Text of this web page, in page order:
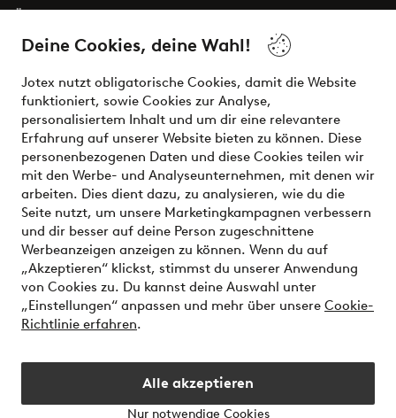
Deine Cookies, deine Wahl!
Jotex nutzt obligatorische Cookies, damit die Website
funktioniert, sowie Cookies zur Analyse,
personalisiertem Inhalt und um dir eine relevantere
Erfahrung auf unserer Website bieten zu können. Diese
personenbezogenen Daten und diese Cookies teilen wir
mit den Werbe- und Analyseunternehmen, mit denen wir
arbeiten. Dies dient dazu, zu analysieren, wie du die
Seite nutzt, um unsere Marketingkampagnen verbessern
und dir besser auf deine Person zugeschnittene
Werbeanzeigen anzeigen zu können. Wenn du auf
„Akzeptieren“ klickst, stimmst du unserer Anwendung
von Cookies zu. Du kannst deine Auswahl unter
„Einstellungen“ anpassen und mehr über unsere Cookie-
Richtlinie erfahren.
Alle akzeptieren
Nur notwendige Cookies
Bedingungen
Sichere Zahlungen - Jetzt bezahlen oder aufteilen
Möchtest du mehr über unsere
Zahlungsmöglichkeitenerfahren?